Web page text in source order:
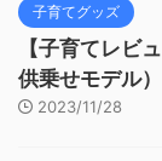
子育てグッズ
【子育てレビ
供乗せモデル）
2023/11/28